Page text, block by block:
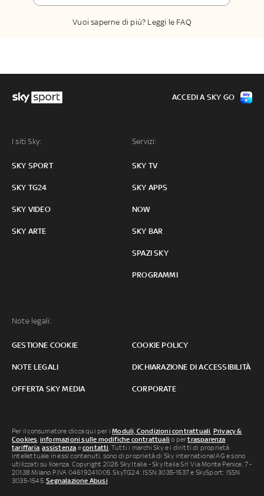
Vuoi saperne di più? Leggi le FAQ
I siti Sky:
SKY SPORT
SKY TG24
SKY VIDEO
SKY ARTE
Servizi:
SKY TV
SKY APPS
NOW
SKY BAR
SPAZI SKY
PROGRAMMI
Note legali:
GESTIONE COOKIE COOKIE POLICY
NOTE LEGALI DICHIARAZIONE DI ACCESSIBILITÀ
OFFERTA SKY MEDIA CORPORATE
ACCEDI A SKY GO
Per il consumatore clicca qui per iModuli, Condizioni contrattuali, Privacy &
Cookies, informazioni sulle modifiche contrattuali o pertrasparenza
tariffaria,assistenza econtatti. Tutti i marchi Sky e i diritti di proprietà
intellettuale in essi contenuti, sono di proprietà di Sky international AG e sono
utilizzati su licenza. Copyright 2026 Sky Italia - Sky Italia Srl Via Monte Penice, 7 -
20138 Milano P.IVA 04619241005. SkyTG24: ISSN 3035-1537 e SkySport: ISSN
3035-1545.Segnalazione Abusi